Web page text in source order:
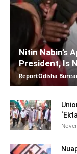
Nitin Nabin’s
President, Is
ReportOdisha